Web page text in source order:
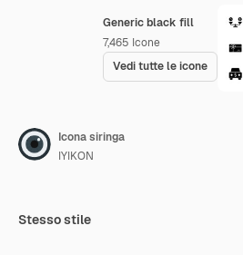
Generic black fill
7,465 Icone
Vedi tutte le icone
Icona siringa
IYIKON
Stesso stile